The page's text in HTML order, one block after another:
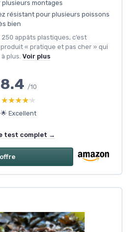
montages
résistant pour plusieurs poissons
bien
250 appâts plastiques, c’est
« pratique et pas cher » qui
plus. Voir plus
8.4 /10
★★★★★
★★★★★
🌟 Excellent
test complet →